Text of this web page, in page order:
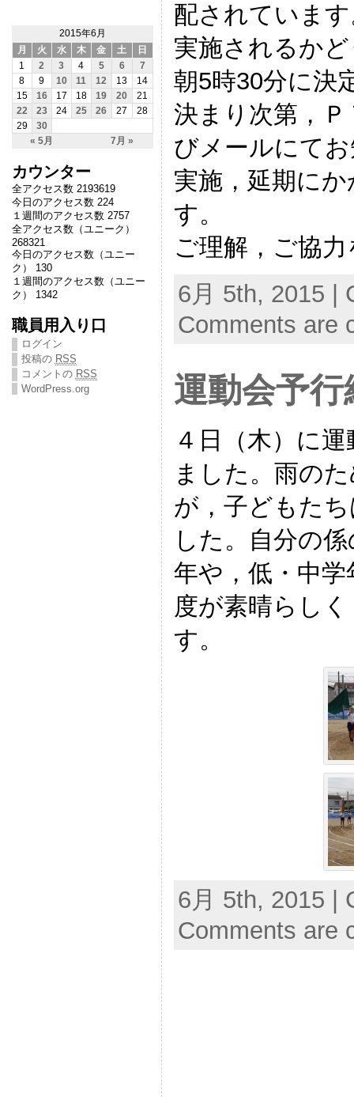
2015年6月
月
火 水 木 金 土 日
« 5月 7月 »
1 2 3 4 5 6
7
8
9 10 11 12 13
14
15
16 17 18 19 20
21
22
23 24 25 26 27
28
29
30
カウンター
全アクセス数 2193619
今日のアクセス数 224
１週間のアクセス数 2757
全アクセス数（ユニーク）
268321
今日のアクセス数（ユニー
ク） 130
１週間のアクセス数（ユニー
ク） 1342
職員用入り口
ログイン
投稿の RSS
コメントの RSS
WordPress.org
配されていま
実施されるか
朝5時30分に決
決まり次第，
びメールにて
実施，延期に
す。
ご理解，ご協
6月 5th, 2015 |
Comments are
運動会予
４日（木）に
ました。雨の
が，子どもた
した。自分の
年や，低・中
度が素晴らし
す。
6月 5th, 2015 |
Comments are